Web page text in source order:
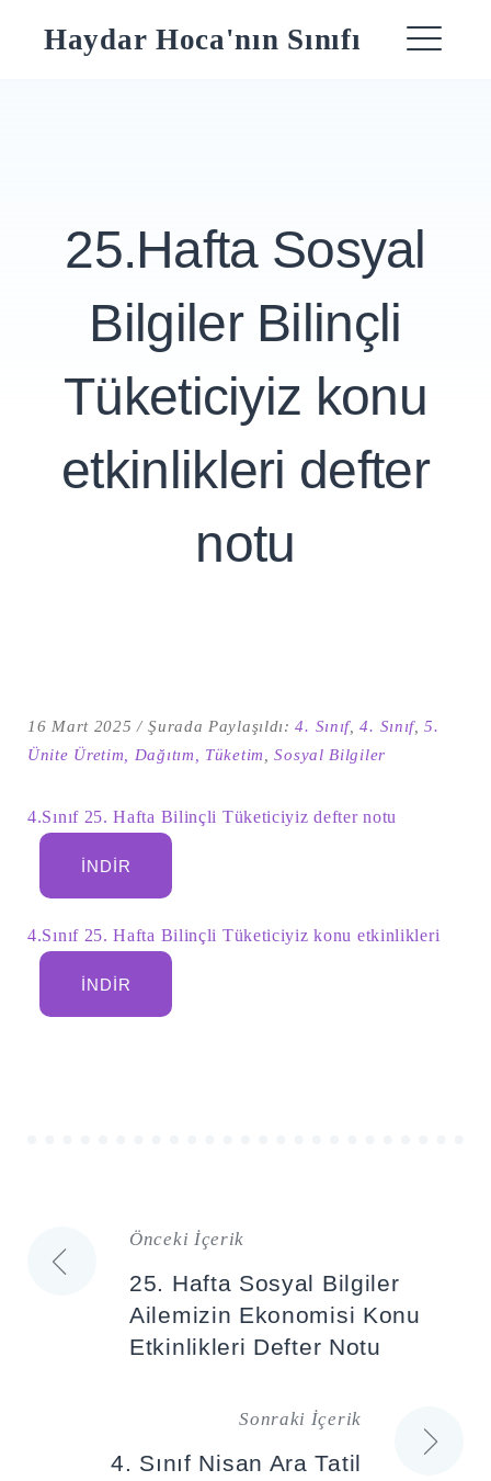
Haydar Hoca'nın Sınıfı
kelime
için
arama
sonuçları:
25.Hafta Sosyal
Bilgiler Bilinçli
Tüketiciyiz konu
etkinlikleri defter
notu
16 Mart 2025 Şurada Paylaşıldı:4. Sınıf,4. Sınıf,5.
Ünite Üretim, Dağıtım, Tüketim
,Sosyal Bilgiler
4.Sınıf 25. Hafta Bilinçli Tüketiciyiz defter notu
İNDIR
4.Sınıf 25. Hafta Bilinçli Tüketiciyiz konu etkinlikleri
İNDIR
Yazı
gezinmesi
Önceki İçerik
25. Hafta Sosyal Bilgiler
Ailemizin Ekonomisi Konu
Etkinlikleri Defter Notu
Sonraki İçerik
4. Sınıf Nisan Ara Tatil